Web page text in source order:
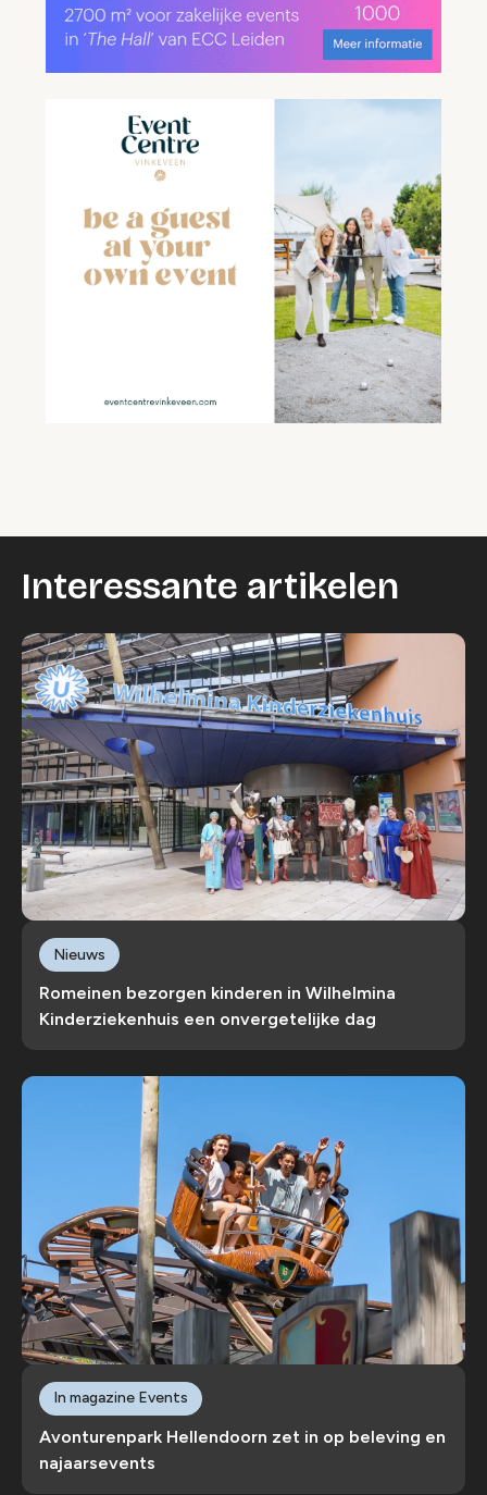
Interessante artikelen
Romeinen bezorgen kinderen in Wilhelmina
Kinderziekenhuis een onvergetelijke dag
Nieuws
Avonturenpark Hellendoorn zet in op beleving en
najaarsevents
In magazine Events